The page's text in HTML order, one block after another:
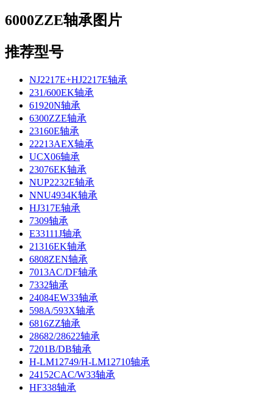
6000ZZE轴承图片
推荐型号
NJ2217E+HJ2217E轴承
231/600EK轴承
61920N轴承
6300ZZE轴承
23160E轴承
22213AEX轴承
UCX06轴承
23076EK轴承
NUP2232E轴承
NNU4934K轴承
HJ317E轴承
7309轴承
E33111J轴承
21316EK轴承
6808ZEN轴承
7013AC/DF轴承
7332轴承
24084EW33轴承
598A/593X轴承
6816ZZ轴承
28682/28622轴承
7201B/DB轴承
H-LM12749/H-LM12710轴承
24152CAC/W33轴承
HF338轴承